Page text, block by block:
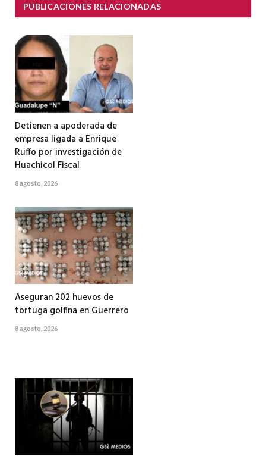
PUBLICACIONES RELACIONADAS
Detienen a apoderada de
empresa ligada a Enrique
Ruffo por investigación de
Huachicol Fiscal
8 agosto, 2026
Aseguran 202 huevos de
tortuga golfina en Guerrero
8 agosto, 2026